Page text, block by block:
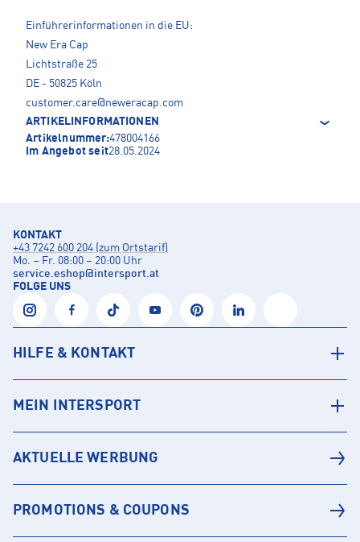
Einführerinformationen in die EU:
New Era Cap
Lichtstraße 25
DE - 50825 Köln
customer.care@neweracap.com
ARTIKELINFORMATIONEN
Artikelnummer:478004166
Im Angebot seit28.05.2024
KONTAKT
+43 7242 600 204 (zum Ortstarif)
Mo. – Fr. 08:00 – 20:00 Uhr
service.eshop@intersport.at
FOLGE UNS
HILFE & KONTAKT
MEIN INTERSPORT
AKTUELLE WERBUNG
PROMOTIONS & COUPONS